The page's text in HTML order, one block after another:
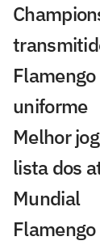
uniforme
Melhor
lista dos
Mundial